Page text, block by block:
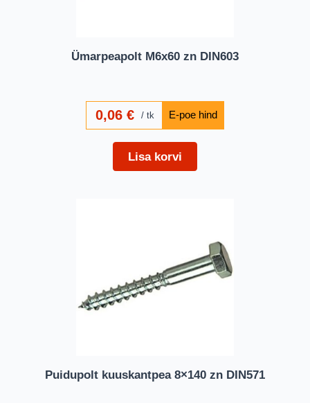
Ümarpeapolt M6x60 zn DIN603
0,06€ tk
Lisa korvi
Puidupolt kuuskantpea 8×140 zn DIN571